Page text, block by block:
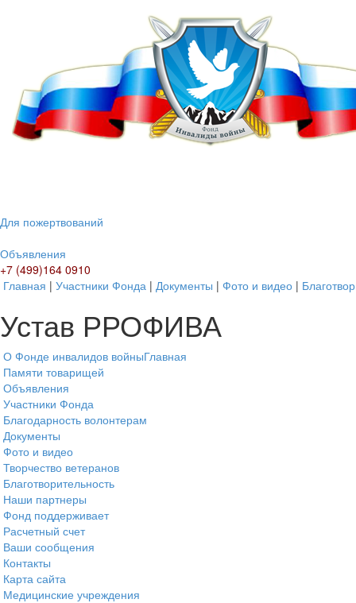
Для пожертвований
Объявления
+7 (499)164 0910
Главная | Участники Фонда | Документы | Фото и видео |
Устав РРОФИВА
Главная
О Фонде инвалидов войны
Памяти товарищей
Объявления
Участники Фонда
Благодарность волонтерам
Документы
Фото и видео
Творчество ветеранов
Благотворительность
Наши партнеры
Фонд поддерживает
Расчетный счет
Ваши сообщения
Контакты
Карта сайта
Медицинские учреждения